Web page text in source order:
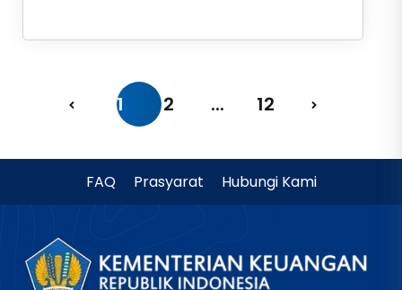
1 2 ... 12
FAQ Prasyarat Hubungi Kami